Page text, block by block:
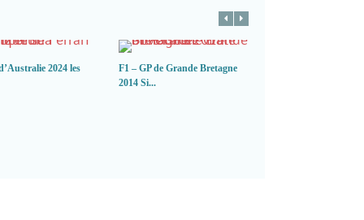
2024 les
F1 – GP de Grande Bretagne
2014 Si...